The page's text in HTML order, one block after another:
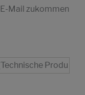
Mail zukommen